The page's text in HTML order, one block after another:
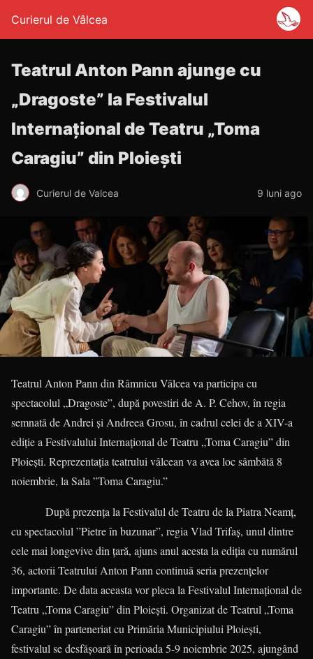
Curierul de Vâlcea
Teatrul Anton Pann ajunge cu
„Dragoste” la Festivalul
Internațional de Teatru „Toma
Caragiu” din Ploiești
Curierul de Valcea 9 luni ago
Teatrul Anton Pann din Râmnicu Vâlcea va participa cu
spectacolul „Dragoste”, după povestiri de A. P. Cehov, în regia
semnată de Andrei și Andreea Grosu, în cadrul celei de a XIV-a
ediție a Festivalului Internațional de Teatru „Toma Caragiu” din
Ploiești. Reprezentația teatrului vâlcean va avea loc sâmbătă 8
noiembrie, la Sala ”Toma Caragiu.”
După prezența la Festivalul de Teatru de la Piatra Neamț,
cu spectacolul ”Pietre în buzunar”, regia Vlad Trifaș, unul dintre
cele mai longevive din țară, ajuns anul acesta la ediția cu numărul
36, actorii Teatrului Anton Pann continuă seria prezențelor
importante. De data aceasta vor pleca la Festivalul Internațional de
Teatru „Toma Caragiu” din Ploiești. Organizat de Teatrul „Toma
Caragiu” în parteneriat cu Primăria Municipiului Ploiești,
festivalul se desfășoară în perioada 5-9 noiembrie 2025, ajungând